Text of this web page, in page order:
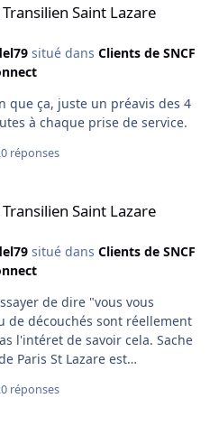
même de la grève de 59
Saint Lazare
situé dans Clients de SNCF
que ça, juste un préavis des 4
à chaque prise de service.
réponses
Saint Lazare
situé dans Clients de SNCF
de découchés sont réellement
l'intéret de savoir cela. Sache
Paris St Lazare est
et que aux heures
réponses